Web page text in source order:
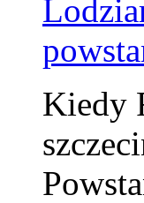
Kiedy